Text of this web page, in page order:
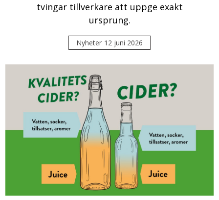
tvingar tillverkare att uppge exakt
ursprung.
Nyheter 12 juni 2026